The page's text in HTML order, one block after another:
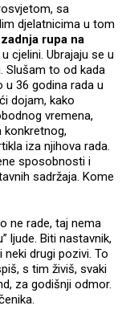
sa
djelatnicima u tom
zadnja rupa na
cjelini. Ubrajaju se u
Slušam to od kada
36 godina rada u
dojam, kako
vremena,
konkretnog,
iza njihova rada.
sposobnosti i
sadržaja. Kome
ne rade, taj nema
ljude. Biti nastavnik,
neki drugi pozivi. To
s tim živiš, svaki
za godišnji odmor.